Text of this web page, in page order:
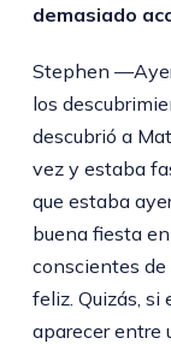
demasiado
Stephen
los
descubrió a
vez y estaba
que estaba
buena fiesta
conscientes de
feliz. Quizás, si
aparecer entre